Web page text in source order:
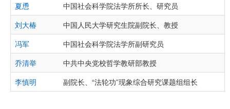
夏恿
中国社会科学院法学所所长、研究员
刘大椿
中国人民大学研究生院副院长、教授
冯军
中国社会科学院法学所副研究员
乔清举
中共中央党校哲学教研部教授
李慎明
副院长、“法轮功”现象综合研究课题组组长